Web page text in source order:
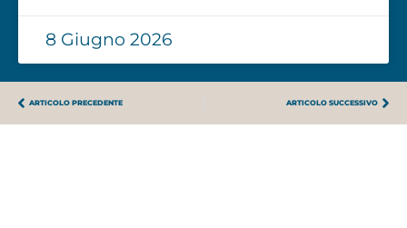
8 Giugno 2026
ARTICOLO PRECEDENTE ARTICOLO SUCCESSIVO